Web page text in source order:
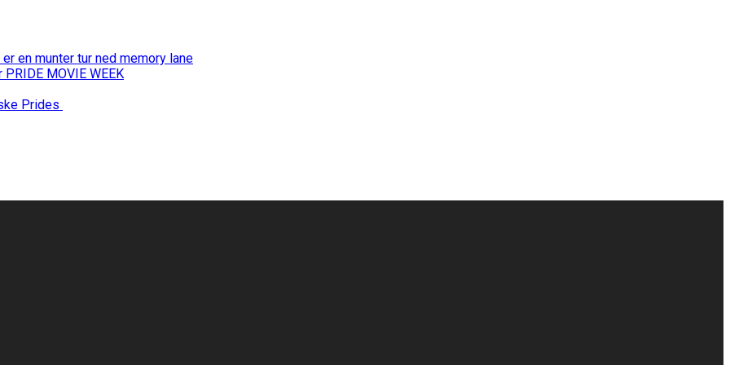
en munter tur ned memory lane
MOVIE WEEK
Prides